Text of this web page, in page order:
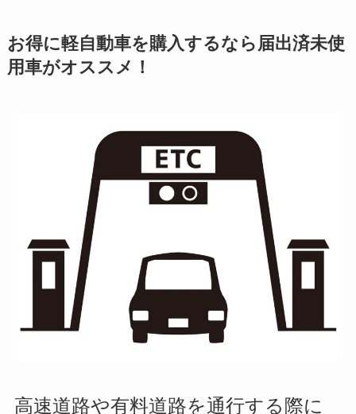
お得に軽自動車を購入するなら届出済未使
用車がオススメ！
高速道路や有料道路を通行する際に